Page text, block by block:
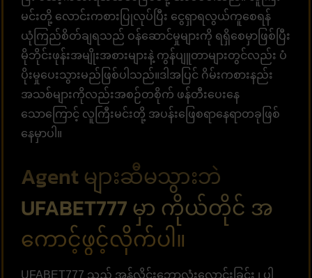
မင်းတို့ လောင်းကစားပြုလုပ်ပြီး ငွေရှာရလွယ်ကူစေရန်
ယုံကြည်စိတ်ချရသည် ဝန်ဆောင်မှုများကို ရရှိစေမှာဖြစ်ပြီး
မိုဘိုင်းဖုန်းအမျိုးအစားများနဲ့ ကွန်ပျူတာများတွင်လည်း ပံ
ပိုးမှုပေးသွားမည်ဖြစ်ပါသည်။ဒါအပြင် ဂိမ်းကစားနည်း
အသစ်များကိုလည်းအစဉ်တစိုက် ဖန်တီးပေးနေ
သောကြောင့် လူကြီးမင်းတို့ အပန်းဖြေစရာနေရာတခုဖြစ်
နေမှာပါ။
Agent များဆီမသွားဘဲ
UFABET777 မှာ ကိုယ်တိုင် အ
ကောင့်ဖွင့်လိုက်ပါ။
UFABET777 သည် အွန်လိုင်းဘောလုံးလောင်းခြင်း ၊ ပါ